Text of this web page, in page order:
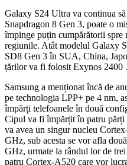
Galaxy S24 Ultra va continua
Snapdragon 8 Gen 3, poate o
împinge puțin cumpărătorii spre
regiunile. Atât modelul Galaxy
SD8 Gen 3 în SUA, China,
țărilor va fi folosit Exynos 2400 .
Samsung a menționat încă de
pe technologia LPP+ pe 4 nm,
împărți telefoaneleîn două
Cipul va fi împărțit în patru părți
va avea un singur nucleu
GHz, sub acesta se vor afla
GHz, urmate la rândul lor de
patru Cortex-A520 care vor